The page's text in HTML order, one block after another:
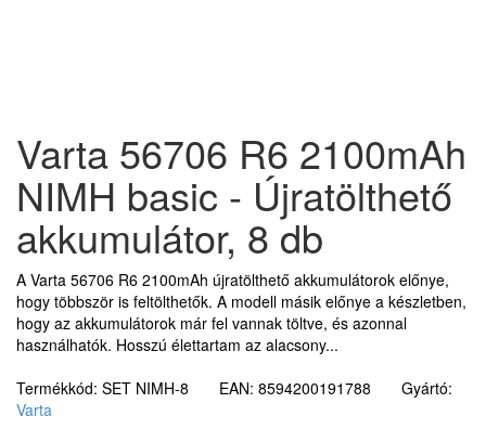
Varta 56706 R6 2100mAh
NIMH basic - Újratölthető
akkumulátor, 8 db
A Varta 56706 R6 2100mAh újratölthető akkumulátorok előnye,
hogy többször is feltölthetők. A modell másik előnye a készletben,
hogy az akkumulátorok már fel vannak töltve, és azonnal
használhatók. Hosszú élettartam az alacsony...
Termékkód: SET NIMH-8 EAN: 8594200191788 Gyártó:
Varta